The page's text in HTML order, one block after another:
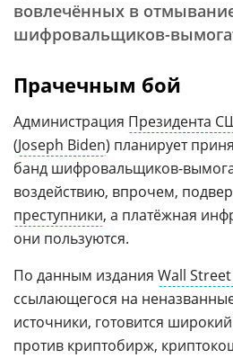
вовлечённых в
шифровальщиков-
Прачечным бой
Администрация Президента
(Joseph Biden) планирует
банд шифровальщиков-
воздействию, впрочем,
преступники, а платёжная
они пользуются.
По данным издания Wall
ссылающегося на
источники, готовится
против криптобирж,